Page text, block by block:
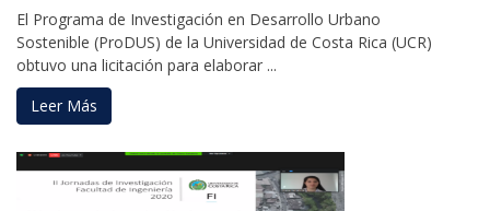
El Programa de Investigación en Desarrollo Urbano
Sostenible (ProDUS) de la Universidad de Costa Rica (UCR)
obtuvo una licitación para elaborar ...
Leer Más